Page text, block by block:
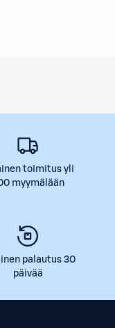
toimitus yli
myymälään
palautus 30
päivää